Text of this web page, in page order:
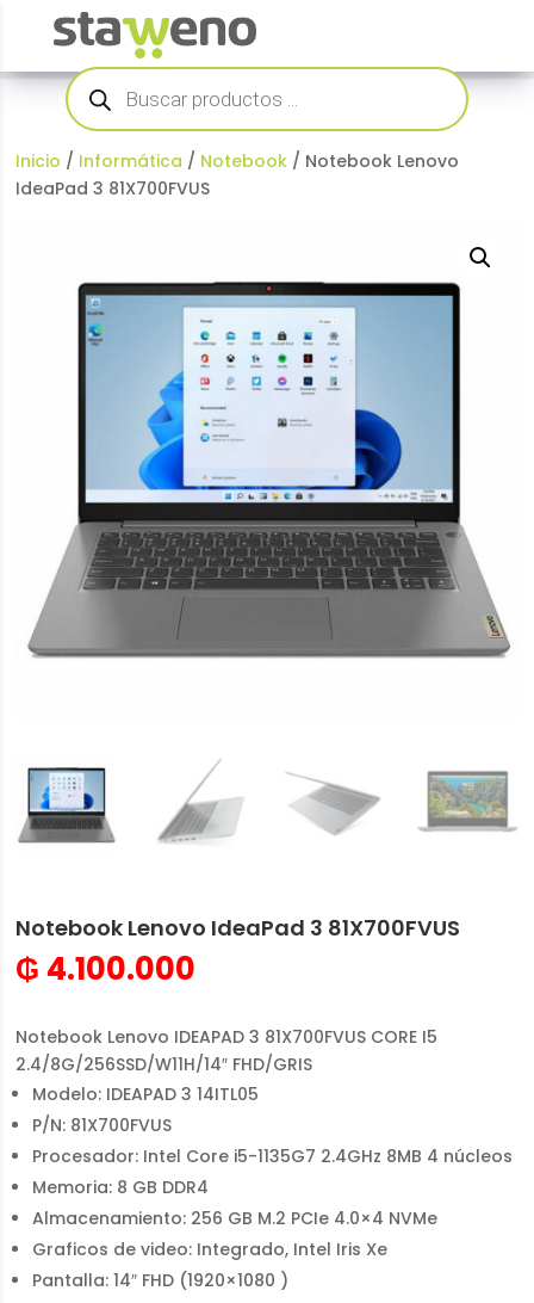
Búsqueda
de
productos
Inicio / Informática / Notebook / Notebook Lenovo
IdeaPad 3 81X700FVUS
Notebook Lenovo IdeaPad 3 81X700FVUS
₲ 4.100.000
Notebook Lenovo IDEAPAD 3 81X700FVUS CORE I5
2.4/8G/256SSD/W11H/14″ FHD/GRIS
Modelo: IDEAPAD 3 14ITL05
P/N: 81X700FVUS
Procesador: Intel Core i5-1135G7 2.4GHz 8MB 4 núcleos
Memoria: 8 GB DDR4
Almacenamiento: 256 GB M.2 PCIe 4.0×4 NVMe
Graficos de video: Integrado, Intel Iris Xe
Pantalla: 14″ FHD (1920×1080 )